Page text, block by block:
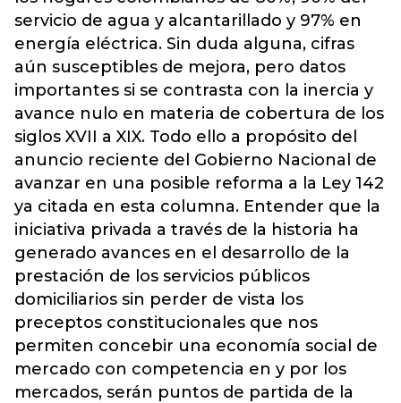
servicio de agua y alcantarillado y 97% en
energía eléctrica. Sin duda alguna, cifras
aún susceptibles de mejora, pero datos
importantes si se contrasta con la inercia y
avance nulo en materia de cobertura de los
siglos XVII a XIX. Todo ello a propósito del
anuncio reciente del Gobierno Nacional de
avanzar en una posible reforma a la Ley 142
ya citada en esta columna. Entender que la
iniciativa privada a través de la historia ha
generado avances en el desarrollo de la
prestación de los servicios públicos
domiciliarios sin perder de vista los
preceptos constitucionales que nos
permiten concebir una economía social de
mercado con competencia en y por los
mercados, serán puntos de partida de la